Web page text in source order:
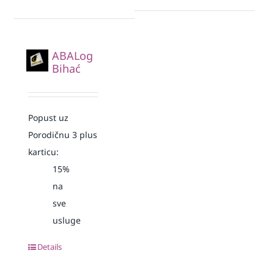
ABALog
Bihać
Popust uz
Porodičnu 3 plus
karticu:
15%
na
sve
usluge
Details